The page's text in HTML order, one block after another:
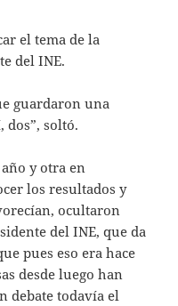
el tema de la
del INE.
guardaron una
dos”, soltó.
y otra en
los resultados y
ocultaron
del INE, que da
pues eso era hace
desde luego han
debate todavía el